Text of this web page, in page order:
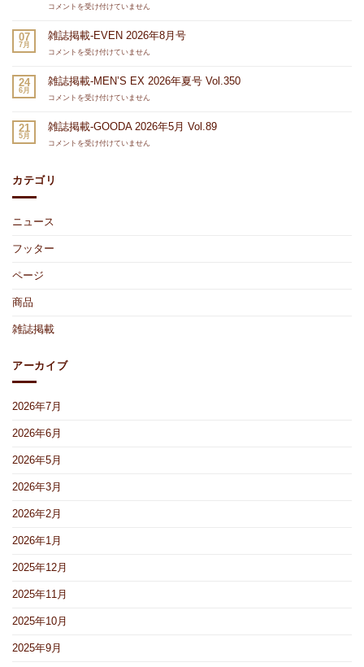
ー
ブ
す
コ
ー
QUOKKA
POP
開
催
知
LINE
式
ア
カ
ン
ト
開
と
「友
だ
録
ク
ン」
ら
せ
コメントを受け付けていません
07
7月
雑誌掲載-EVEN 2026年8月号
雑
掲
載-
EVEN
年
8
月
コメントを受け付けていません
24
6月
雑誌掲載-MEN’S EX 2026年夏号 Vol.350
雑
掲
載-
MEN’S
年
夏
は
コメントを受け付けていません
21
5月
雑誌掲載-GOODA 2026年5月 Vol.89
雑
載-
GOODA
5
コメントを受け付けていません
カテゴリ
ニュース
フッター
ページ
商品
雑誌掲載
アーカイブ
2026年7月
2026年6月
2026年5月
2026年3月
2026年2月
2026年1月
2025年12月
2025年11月
2025年10月
2025年9月